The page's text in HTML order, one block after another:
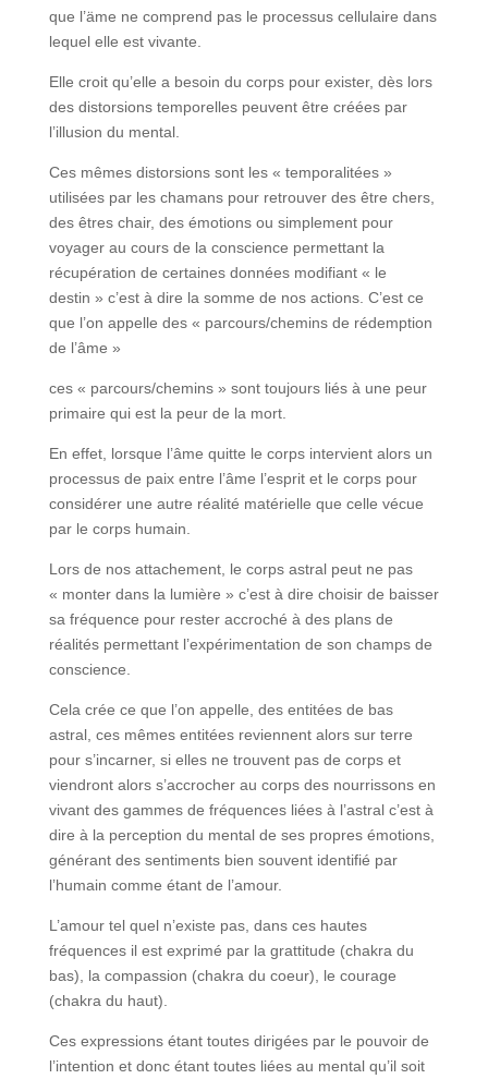
que l’äme ne comprend pas le processus cellulaire dans
lequel elle est vivante.
Elle croit qu’elle a besoin du corps pour exister, dès lors
des distorsions temporelles peuvent être créées par
l’illusion du mental.
Ces mêmes distorsions sont les « temporalitées »
utilisées par les chamans pour retrouver des être chers,
des êtres chair, des émotions ou simplement pour
voyager au cours de la conscience permettant la
récupération de certaines données modifiant « le
destin » c’est à dire la somme de nos actions. C’est ce
que l’on appelle des « parcours/chemins de rédemption
de l’âme »
ces « parcours/chemins » sont toujours liés à une peur
primaire qui est la peur de la mort.
En effet, lorsque l’âme quitte le corps intervient alors un
processus de paix entre l’âme l’esprit et le corps pour
considérer une autre réalité matérielle que celle vécue
par le corps humain.
Lors de nos attachement, le corps astral peut ne pas
« monter dans la lumière » c’est à dire choisir de baisser
sa fréquence pour rester accroché à des plans de
réalités permettant l’expérimentation de son champs de
conscience.
Cela crée ce que l’on appelle, des entitées de bas
astral, ces mêmes entitées reviennent alors sur terre
pour s’incarner, si elles ne trouvent pas de corps et
viendront alors s’accrocher au corps des nourrissons en
vivant des gammes de fréquences liées à l’astral c’est à
dire à la perception du mental de ses propres émotions,
générant des sentiments bien souvent identifié par
l’humain comme étant de l’amour.
L’amour tel quel n’existe pas, dans ces hautes
fréquences il est exprimé par la grattitude (chakra du
bas), la compassion (chakra du coeur), le courage
(chakra du haut).
Ces expressions étant toutes dirigées par le pouvoir de
l’intention et donc étant toutes liées au mental qu’il soit